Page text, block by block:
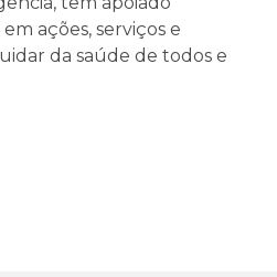
ações, serviços e
da saúde de todos e